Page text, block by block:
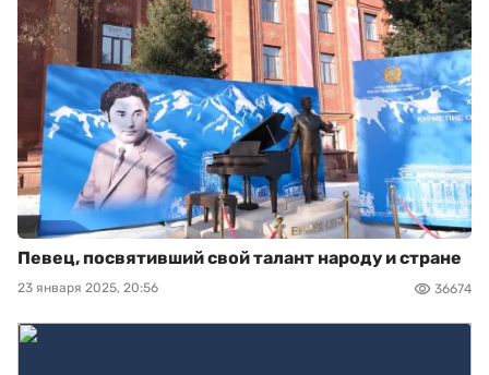
Певец, посвятивший свой талант народу и стране
23 января 2025, 20:56 36674